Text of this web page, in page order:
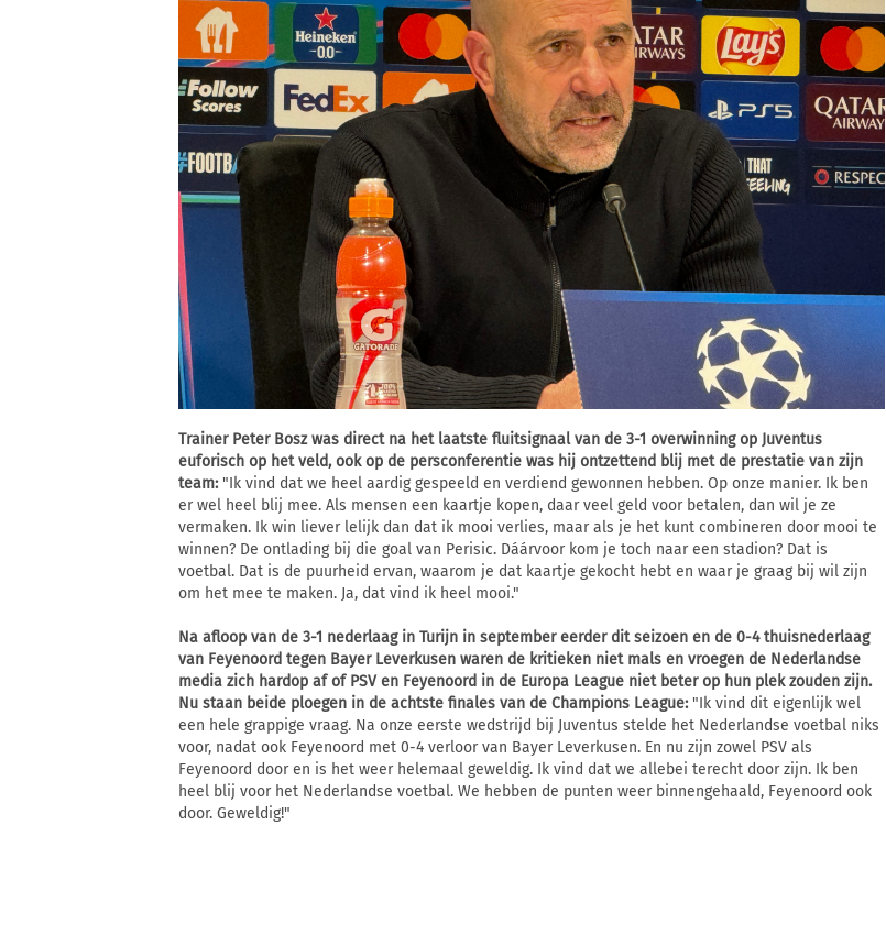
Trainer Peter Bosz was direct na het laatste fluitsignaal van de 3-1 overwinning op Juventus
euforisch op het veld, ook op de persconferentie was hij ontzettend blij met de prestatie van zijn
team:"Ik vind dat we heel aardig gespeeld en verdiend gewonnen hebben. Op onze manier. Ik ben
er wel heel blij mee. Als mensen een kaartje kopen, daar veel geld voor betalen, dan wil je ze
vermaken. Ik win liever lelijk dan dat ik mooi verlies, maar als je het kunt combineren door mooi te
winnen? De ontlading bij die goal van Perisic. Dáárvoor kom je toch naar een stadion? Dat is
voetbal. Dat is de puurheid ervan, waarom je dat kaartje gekocht hebt en waar je graag bij wil zijn
om het mee te maken. Ja, dat vind ik heel mooi."
Na afloop van de 3-1 nederlaag in Turijn in september eerder dit seizoen en de 0-4 thuisnederlaag
van Feyenoord tegen Bayer Leverkusen waren de kritieken niet mals en vroegen de Nederlandse
media zich hardop af of PSV en Feyenoord in de Europa League niet beter op hun plek zouden zijn.
Nu staan beide ploegen in de achtste finales van de Champions League:"Ik vind dit eigenlijk wel
een hele grappige vraag. Na onze eerste wedstrijd bij Juventus stelde het Nederlandse voetbal niks
voor, nadat ook Feyenoord met 0-4 verloor van Bayer Leverkusen. En nu zijn zowel PSV als
Feyenoord door en is het weer helemaal geweldig. Ik vind dat we allebei terecht door zijn. Ik ben
heel blij voor het Nederlandse voetbal. We hebben de punten weer binnengehaald, Feyenoord ook
door. Geweldig!"